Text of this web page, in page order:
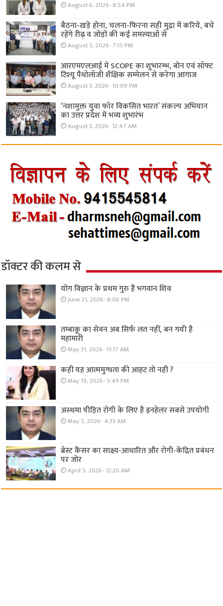
August 6, 2026- 8:54 PM
बैठना-खड़े होना, चलना-फिरना सही मुद्रा में करिये, बचे
रहेंगे रीढ़ व जोड़ों की कई समस्याओं से
August 5, 2026- 7:15 PM
आरएमएलआई में SCOPE का शुभारम्भ, बोन एवं सॉफ्ट
टिश्यू पैथोलॉजी शैक्षिक सम्मेलन से करेगा आगाज
August 3, 2026- 10:09 PM
‘नशामुक्त युवा फॉर विकसित भारत’ संकल्प अभियान
का उत्तर प्रदेश में भव्य शुभारंभ
August 3, 2026- 12:47 AM
डॉक्टर की कलम से
योग विज्ञान के प्रथम गुरु हैं भगवान शिव
June 21, 2026- 8:06 PM
तम्बाकू का सेवन अब सिर्फ लत नहीं, बन गयी है
महामारी
May 31, 2026- 11:17 AM
कहीं यह आत्ममुग्धता की आहट तो नहीं ?
May 19, 2026- 5:49 PM
अस्थमा पीड़ित रोगी के लिए है इनहेलर सबसे उपयोगी
May 5, 2026- 4:33 AM
ब्रेस्ट कैंसर का साक्ष्य-आधारित और रोगी-केंद्रित प्रबंधन
पर जोर
April 5, 2026- 12:20 AM